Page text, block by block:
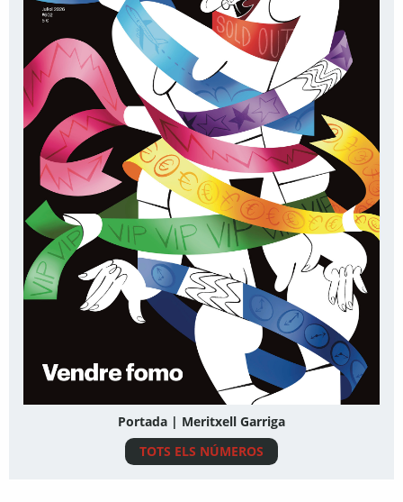
Portada | Meritxell Garriga
TOTS ELS NÚMEROS